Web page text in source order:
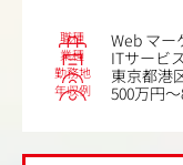
職種 Web マー
業種 ITサービ
勤務地 東京都港
年収例 500万円